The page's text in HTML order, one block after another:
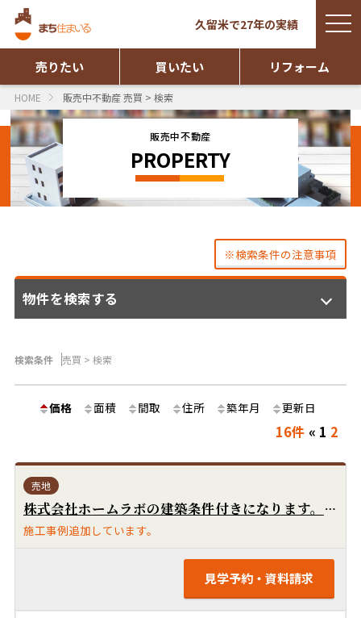
久留米で27年の実績
売りたい 買いたい リフォーム
HOME 販売中不動産 売買 > 検索
販売中不動産
PROPERTY
※検索条件の注意事項
物件を検索する
検索条件 売買 > 検索
価格 面積 間取 住所 築年月 更新日
16件 « 1 2
売地
株式会社ホームラボの建築条件付きになります。南道路で陽当り良好です！前面道路の冠水履歴はありません！上下水道引込みあります！確定測量済です！閑静な住宅街です！
施工事例追加しています。
見学予約・資料請求